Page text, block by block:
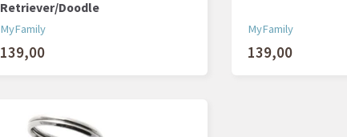
Retriever/Doodle
MyFamily
139,00
MyFamily
139,00